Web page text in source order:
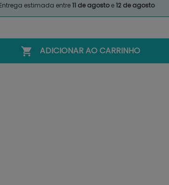
Entrega estimada entre11 de agostoe12 de agosto
 ADICIONAR AO CARRINHO